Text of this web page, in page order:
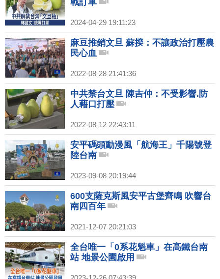
戰訂單
2024-04-29 19:11:23
麻豆推銷文旦 蘇揆：不讓政治打壓農
民心血
2022-08-28 21:41:36
中共禁台文旦 陳吉仲：不受影響.防
人藉口打壓
2022-08-12 22:43:11
安平碼頭動漫風「航海王」千陽號登
陸台南
2023-09-08 20:19:44
600支薩克斯風安平古堡齊鳴 吹響台
南四百年
2021-12-07 20:21:03
全台唯一「0系花魁車」在高鐵台南
站 地景公園啟用